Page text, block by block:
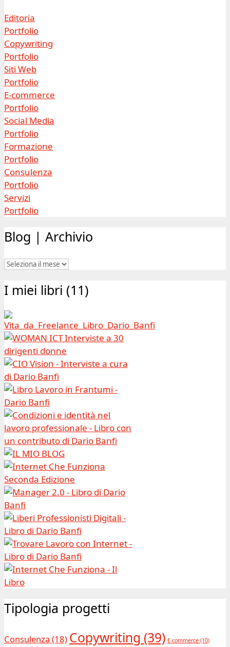
Editoria
Portfolio
Copywriting
Portfolio
Siti Web
Portfolio
E-commerce
Portfolio
Social Media
Portfolio
Formazione
Portfolio
Consulenza
Portfolio
Servizi
Portfolio
Blog | Archivio
Blog
Archivio
I miei libri (11)
Tipologia progetti
Consulenza (18) Copywriting (39) E-commerce (10)